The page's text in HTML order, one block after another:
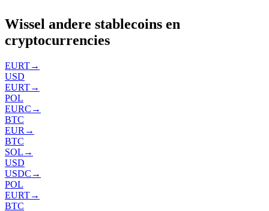
Wissel andere stablecoins en
cryptocurrencies
EURT→
USD
EURT→
POL
EURC →
BTC
EUR →
BTC
SOL →
USD
USDC →
POL
EURT→
BTC